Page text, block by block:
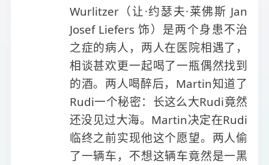
Wurlitzer（让·约瑟夫·莱佛斯 Jan
Josef Liefers 饰）是两个身患不治
之症的病人，两人在医院相遇了，
相谈甚欢更一起喝了一瓶偶然找到
的酒。两人喝醉后，Martin知道了
Rudi一个秘密：长这么大Rudi竟然
还没见过大海。Martin决定在Rudi
临终之前实现他这个愿望。两人偷
了一辆车，不想这辆车竟然是一黑